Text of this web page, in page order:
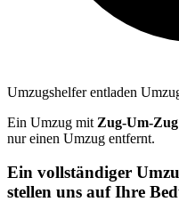
Umzugshelfer entladen
Ein Umzug mit Zug-Um-
nur einen Umzug entfernt.
Ein vollständiger
stellen uns auf Ihre